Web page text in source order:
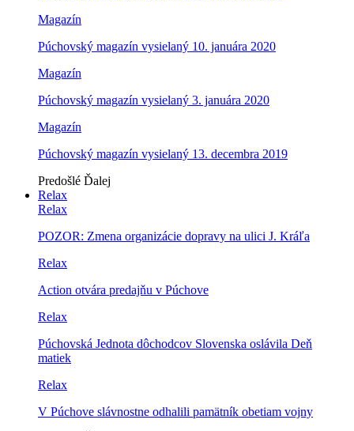
Magazín
Púchovský magazín vysielaný 10. januára 2020
Magazín
Púchovský magazín vysielaný 3. januára 2020
Magazín
Púchovský magazín vysielaný 13. decembra 2019
Predošlé Ďalej
Relax
Relax
POZOR: Zmena organizácie dopravy na ulici J. Kráľa
Relax
Action otvára predajňu v Púchove
Relax
Púchovská Jednota dôchodcov Slovenska oslávila Deň
matiek
Relax
V Púchove slávnostne odhalili pamätník obetiam vojny